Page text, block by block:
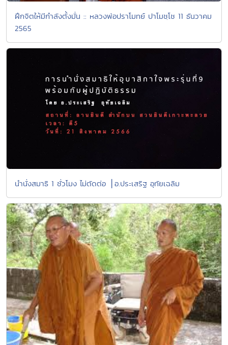
ฝึกจิตให้มีกำลังตั้งมั่น :: หลวงพ่อปราโมทย์ ปาโมชฺโช 11 ธันวาคม
2565
นำนั่งสมาธิ 1 ชั่วโมง ไม่ตัดต่อ ⎪อ.ประเสริฐ อุทัยเฉลิม